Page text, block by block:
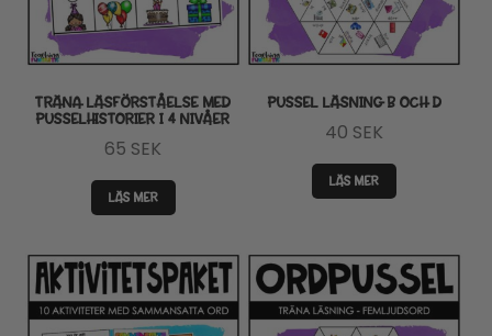
TRÄNA LÄSFÖRSTÅELSE MED
PUSSELHISTORIER I 4 NIVÅER
65 SEK
LÄS MER
PUSSEL LÄSNING B OCH D
40 SEK
LÄS MER